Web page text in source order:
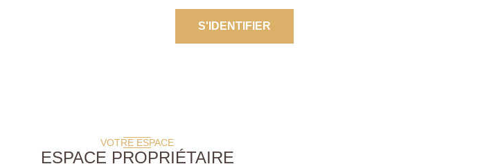
S'IDENTIFIER
VOTRE ESPACE
ESPACE PROPRIÉTAIRE